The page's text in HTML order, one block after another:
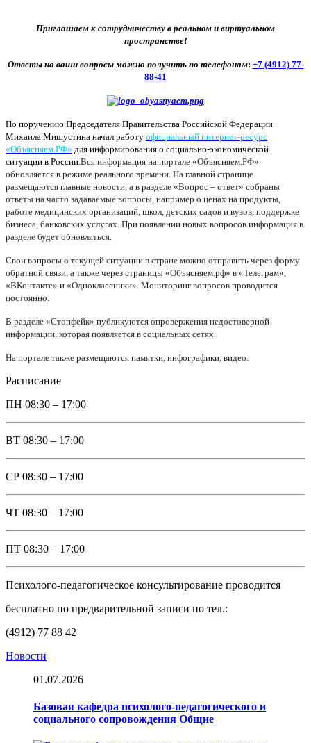
Приглашаем к сотрудничеству в реальном и виртуальном
пространстве!
Ответы на ваши вопросы можно получить по телефонам: +7 (4912) 77-
88-41
По поручению Председателя Правительства Российской Федерации
Михаила Мишустина начал работу официальный интернет-ресурс
«Объясняем.РФ» для информирования о социально-экономической
ситуации в России. Вся информация на портале «Объясняем.РФ»
обновляется в режиме реального времени. На главной странице
размещаются главные новости, а в разделе «Вопрос – ответ» собраны
ответы на часто задаваемые вопросы, например о ценах на продукты,
работе медицинских организаций, школ, детских садов и вузов, поддержке
бизнеса, банковских услугах. При появлении новых вопросов информация в
разделе будет обновляться.
Свои вопросы о текущей ситуации в стране можно отправить через форму
обратной связи, а также через страницы «Объясняем.рф» в «Телеграм»,
«ВКонтакте» и «Одноклассники». Мониторинг вопросов проводится
постоянно.
В разделе «Стопфейк» публикуются опровержения недостоверной
информации, которая появляется в социальных сетях.
На портале также размещаются памятки, инфографики, видео.
Расписание
ПН 08:30 – 17:00
ВТ 08:30 – 17:00
СР 08:30 – 17:00
ЧТ 08:30 – 17:00
ПТ 08:30 – 17:00
Психолого-педагогическое консультирование проводится
бесплатно по предварительной записи по тел.:
(4912) 77 88 42
Новости
01.07.2026
Базовая кафедра психолого-педагогического и
социального сопровождения Общие